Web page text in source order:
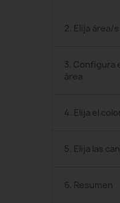
2. Elija área/
3. Configura
área
4. Elija el
5. Elija las
6. Resumen